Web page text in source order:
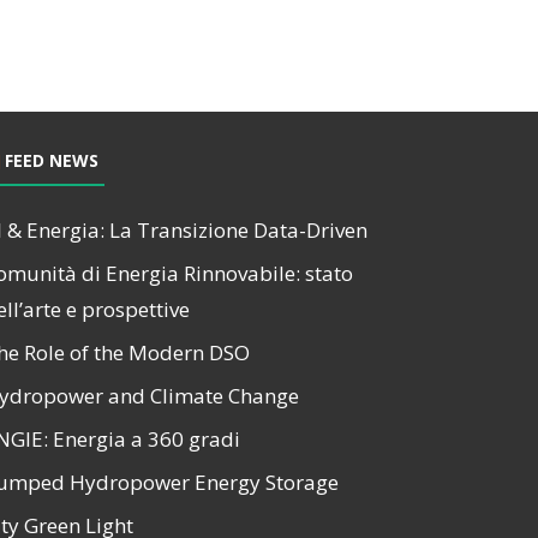
FEED NEWS
& Energia: La Transizione Data-Driven
di Energia Rinnovabile: stato
e prospettive
Role of the Modern DSO
and Climate Change
Energia a 360 gradi
Hydropower Energy Storage
Green Light